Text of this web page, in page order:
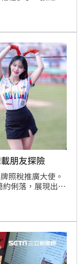
罰3倍稅額，簡
朋友探險
照稅推廣大使。
俐落，展現出可
發亮。她笑稱原
味、地瓜球我通
！」